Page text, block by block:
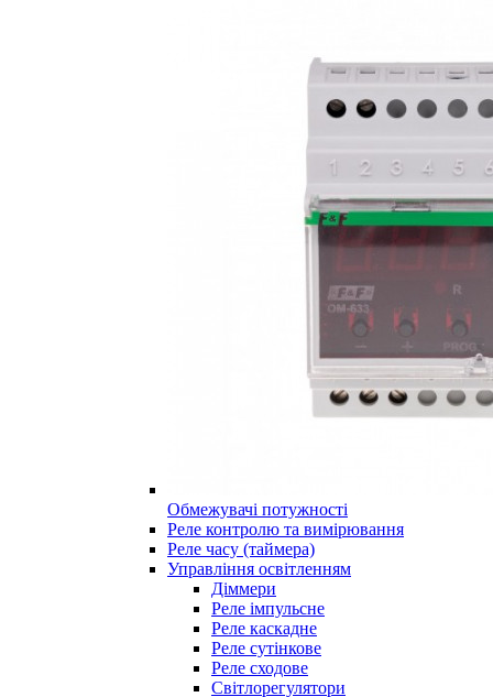
Обмежувачі потужності
Реле контролю та вимірювання
Реле часу (таймера)
Управління освітленням
Діммери
Реле імпульсне
Реле каскадне
Реле сутінкове
Реле сходове
Світлорегулятори